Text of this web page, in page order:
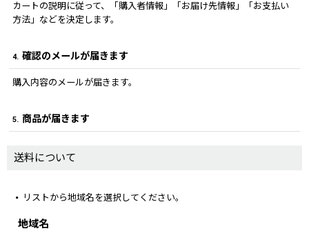
カートの説明に従って、「購入者情報」「お届け先情報」「お支払い
方法」などを決定します。
4. 確認のメールが届きます
購入内容のメールが届きます。
5. 商品が届きます
送料について
リストから地域名を選択してください。
地域名